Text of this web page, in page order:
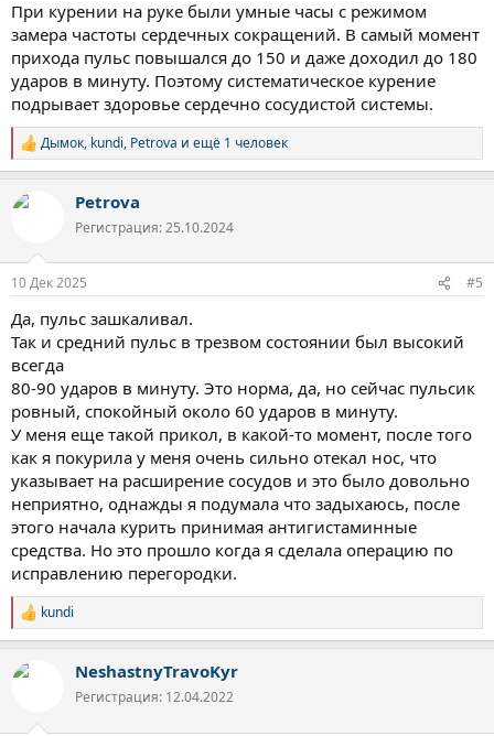
При курении на руке были умные часы с режимом
замера частоты сердечных сокращений. В самый момент
прихода пульс повышался до 150 и даже доходил до 180
ударов в минуту. Поэтому систематическое курение
подрывает здоровье сердечно сосудистой системы.
Р
е
к
Дымок, kundi, Petrova и ещё 1 человек
Petrova
Регистрация: 25.10.2024
10 Дек 2025 #5
Да, пульс зашкаливал.
Так и средний пульс в трезвом состоянии был высокий
всегда
80-90 ударов в минуту. Это норма, да, но сейчас пульсик
ровный, спокойный около 60 ударов в минуту.
У меня еще такой прикол, в какой-то момент, после того
как я покурила у меня очень сильно отекал нос, что
указывает на расширение сосудов и это было довольно
неприятно, однажды я подумала что задыхаюсь, после
этого начала курить принимая антигистаминные
средства. Но это прошло когда я сделала операцию по
исправлению перегородки.
Р
е
к
kundi
NeshastnyTravoKyr
Регистрация: 12.04.2022